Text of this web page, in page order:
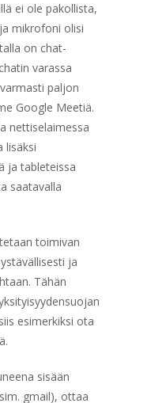
ei ole pakollista,
mikrofoni olisi
on chat-
varassa
paljon
Google Meetiä.
nettiselaimessa
lisäksi
ja tableteissa
saatavalla
toimivan
ja
Tähän
esimerkiksi ota
sisään
gmail), ottaa